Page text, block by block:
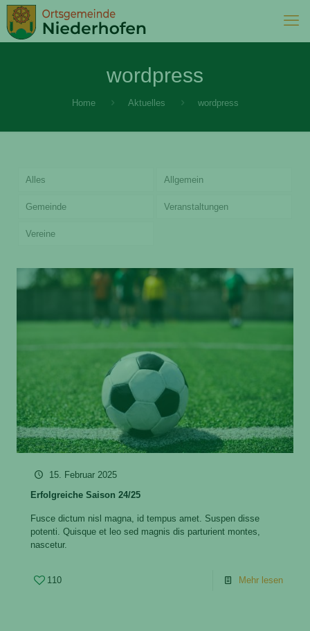
wordpress
Home Aktuelles wordpress
Alles Allgemein
Gemeinde Veranstaltungen
Vereine
15. Februar 2025
Erfolgreiche Saison 24/25
Fusce dictum nisl magna, id tempus amet. Suspen disse
potenti. Quisque et leo sed magnis dis parturient montes,
nascetur.
110 Mehr lesen